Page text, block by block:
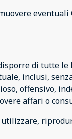
di tutte le
inclusi,
offensivo,
affari o
utilizzare,